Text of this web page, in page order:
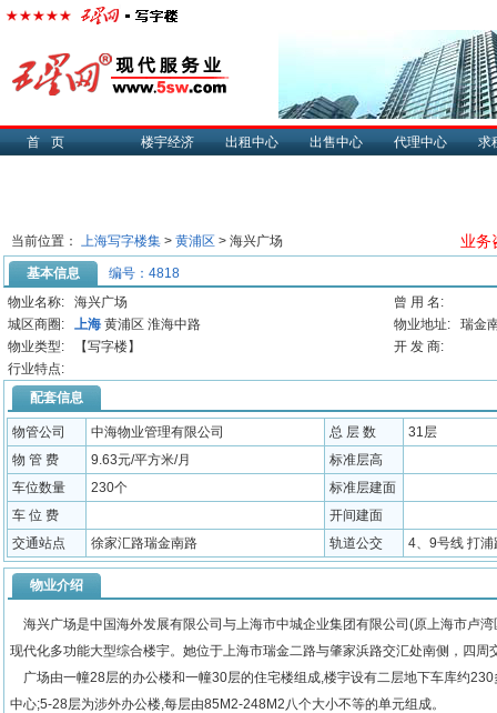
首页 楼宇经济 出租中心 出售中心 代理中心 求
当前位置： 上海写字楼集 > 黄浦区 > 海兴广场 业务
基本信息
编号：4818
物业名称:
海兴广场
曾 用 名:
城区商圈:
上海 黄浦区 淮海中路 物业地址:
瑞金
物业类型:
【写字楼】
开 发 商:
行业特点:
配套信息
物管公司 中海物业管理有限公司 总 层 数
31层
物 管 费
9.63元/平方米/月
标准层高
车位数量
230个
标准层建面
车 位 费
开间建面
交通站点
徐家汇路瑞金南路 轨道公交 4、9号线 打
物业介绍
海兴广场是中国海外发展有限公司与上海市中城企业集团有限公司(原上海市卢
现代化多功能大型综合楼宇。她位于上海市瑞金二路与肇家浜路交汇处南侧，四
广场由一幢28层的办公楼和一幢30层的住宅楼组成,楼宇设有二层地下车库约
中心;5-28层为涉外办公楼,每层由85M2-248M2八个大小不等的单元组成。